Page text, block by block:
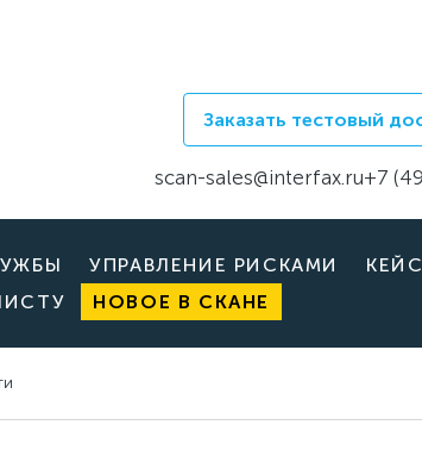
Заказать тестовый
scan-sales@interfax.ru+7
УПРАВЛЕНИЕ РИСКАМИ
НОВОЕ В СКАНЕ